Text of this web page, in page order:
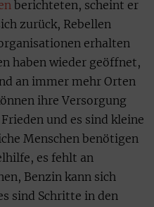
berichteten, scheint er
zurück, Rebellen
erhalten
haben wieder geöffnet,
an immer mehr Orten
ihre Versorgung
und es sind kleine
Menschen benötigen
es fehlt an
Benzin kann sich
sind Schritte in den